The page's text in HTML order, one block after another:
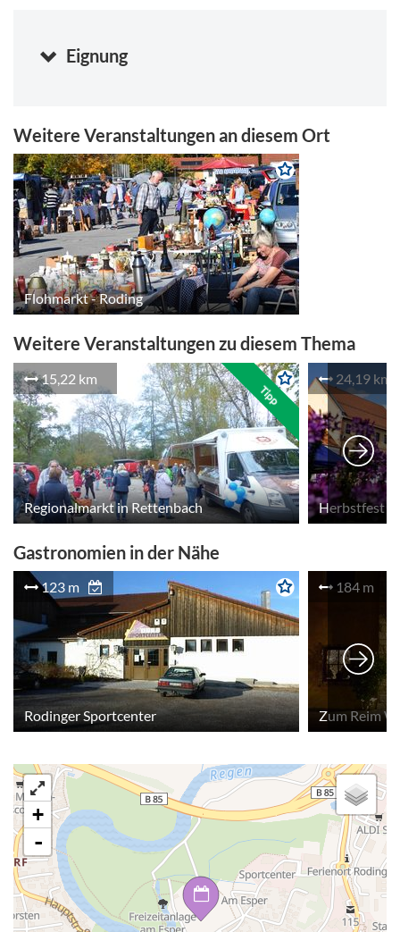
Eignung
Weitere Veranstaltungen an diesem Ort
Flohmarkt - Roding
Weitere Veranstaltungen zu diesem Thema
15,22 km
Tipp
Regionalmarkt in Rettenbach
24,19 km
Herbstfest
Gastronomien in der Nähe
123 m
Rodinger Sportcenter
184 m
Zum Reim
+
-